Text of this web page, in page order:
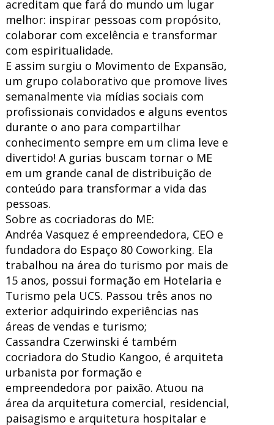
acreditam que fará do mundo um lugar
melhor: inspirar pessoas com propósito,
colaborar com excelência e transformar
com espiritualidade.
E assim surgiu o Movimento de Expansão,
um grupo colaborativo que promove lives
semanalmente via mídias sociais com
profissionais convidados e alguns eventos
durante o ano para compartilhar
conhecimento sempre em um clima leve e
divertido! A gurias buscam tornar o ME
em um grande canal de distribuição de
conteúdo para transformar a vida das
pessoas.
Sobre as cocriadoras do ME:
Andréa Vasquez é empreendedora, CEO e
fundadora do Espaço 80 Coworking. Ela
trabalhou na área do turismo por mais de
15 anos, possui formação em Hotelaria e
Turismo pela UCS. Passou três anos no
exterior adquirindo experiências nas
áreas de vendas e turismo;
Cassandra Czerwinski é também
cocriadora do Studio Kangoo, é arquiteta
urbanista por formação e
empreendedora por paixão. Atuou na
área da arquitetura comercial, residencial,
paisagismo e arquitetura hospitalar e